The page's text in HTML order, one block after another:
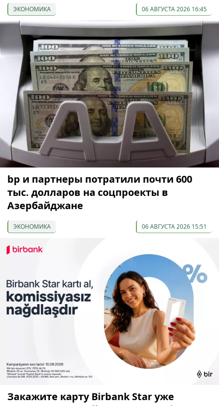
ЭКОНОМИКА 06 АВГУСТА 2026 16:45
bp и партнеры потратили почти 600
тыс. долларов на соцпроекты в
Азербайджане
ЭКОНОМИКА 06 АВГУСТА 2026 15:51
Закажите карту Birbank Star уже